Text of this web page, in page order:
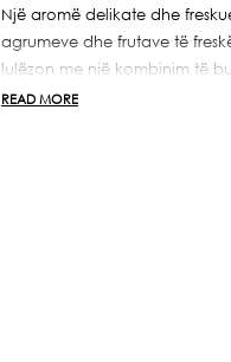
Malika
Malika
Një aromë delikate dhe
agrumeve dhe frutave të
lulëzon me një kombinim të
butësi dhe elegancë. Baza
READ MORE